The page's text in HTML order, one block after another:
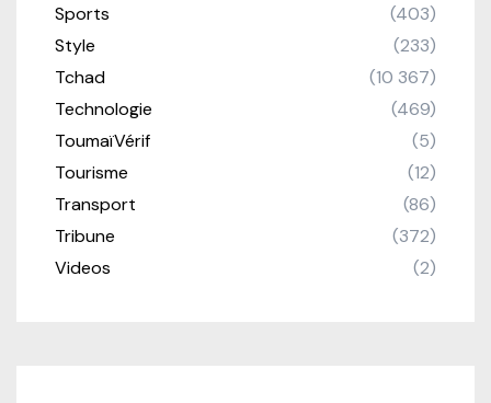
Sports
(403)
Style
(233)
Tchad
(10 367)
Technologie
(469)
ToumaïVérif
(5)
Tourisme
(12)
Transport
(86)
Tribune
(372)
Videos
(2)